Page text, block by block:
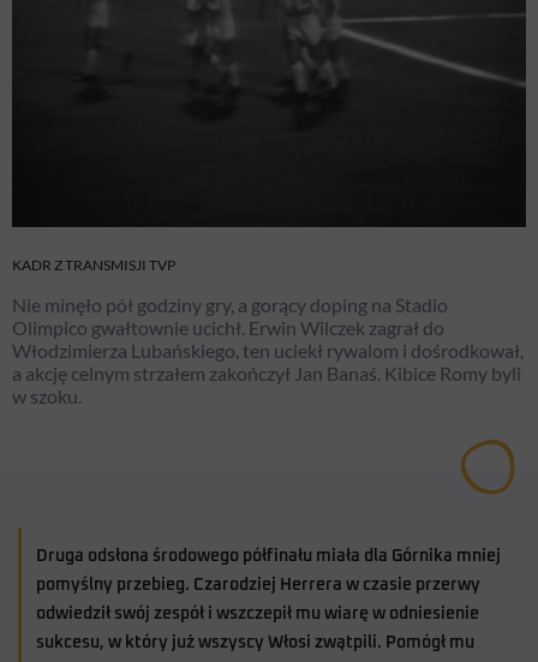
KADR Z TRANSMISJI TVP
Nie minęło pół godziny gry, a gorący doping na Stadio
Olimpico gwałtownie ucichł. Erwin Wilczek zagrał do
Włodzimierza Lubańskiego, ten uciekł rywalom i dośrodkował,
a akcję celnym strzałem zakończył Jan Banaś. Kibice Romy byli
w szoku.
Druga odsłona środowego półfinału miała dla Górnika mniej
pomyślny przebieg. Czarodziej Herrera w czasie przerwy
odwiedził swój zespół i wszczepił mu wiarę w odniesienie
sukcesu, w który już wszyscy Włosi zwątpili. Pomógł mu